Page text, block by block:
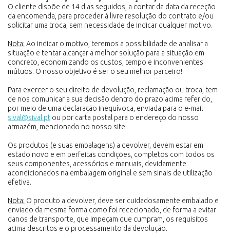
O cliente dispõe de 14 dias seguidos, a contar da data da receção
da encomenda, para proceder à livre resolução do contrato e/ou
solicitar uma troca, sem necessidade de indicar qualquer motivo.
Nota: Ao indicar o motivo, teremos a possibilidade de analisar a
situação e tentar alcançar a melhor solução para a situação em
concreto, economizando os custos, tempo e inconvenientes
mútuos. O nosso objetivo é ser o seu melhor parceiro!
Para exercer o seu direito de devolução, reclamação ou troca, tem
de nos comunicar a sua decisão dentro do prazo acima referido,
por meio de uma declaração inequívoca, enviada para o e-mail
sival@sival.pt ou por carta postal para o endereço do nosso
armazém, mencionado no nosso site.
Os produtos (e suas embalagens) a devolver, devem estar em
estado novo e em perfeitas condições, completos com todos os
seus componentes, acessórios e manuais, devidamente
acondicionados na embalagem original e sem sinais de utilização
efetiva.
Nota: O produto a devolver, deve ser cuidadosamente embalado e
enviado da mesma forma como foi rececionado, de forma a evitar
danos de transporte, que impeçam que cumpram, os requisitos
acima descritos e o processamento da devolução.